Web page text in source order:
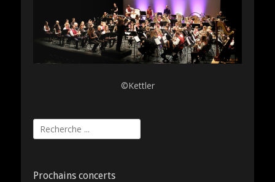
©Kettler
Rechercher :
Prochains concerts